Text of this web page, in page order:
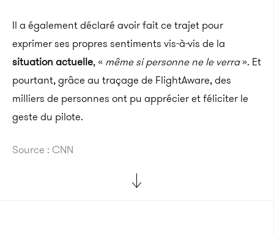
Il a également déclaré avoir fait ce trajet pour
exprimer ses propres sentiments vis-à-vis de la
situation actuelle, « même si personne ne le verra». Et
pourtant, grâce au traçage de FlightAware, des
milliers de personnes ont pu apprécier et féliciter le
geste du pilote.
Source : CNN